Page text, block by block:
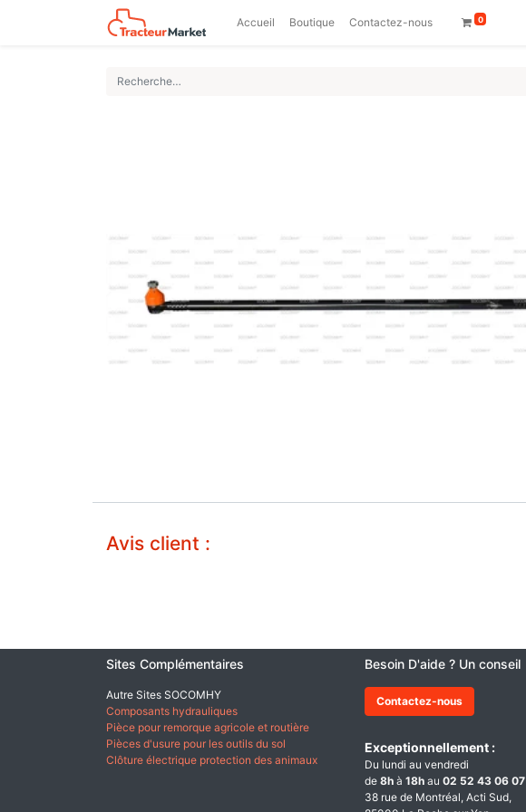
Accueil Boutique Contactez-nous 0
Avis client :
Sites Complémentaires
Autre Sites SOCOMHY
Composants hydrauliques
Pièce pour remorque agricole et routière
Pièces d'usure pour les outils du sol
Clôture électrique protection des animaux
Besoin D'aide ? Un conseil
Contactez-nous
Exceptionnellement :
Du lundi au vendredi
de 8h à 18h au 02 52 43 06 07
38 rue de Montréal, Acti Sud,